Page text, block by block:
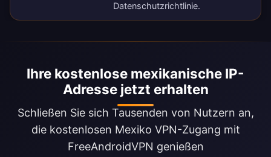
Datenschutzrichtlinie.
Ihre kostenlose mexikanische IP-
Adresse jetzt erhalten
Schließen Sie sich Tausenden von Nutzern an,
die kostenlosen Mexiko VPN-Zugang mit
FreeAndroidVPN genießen